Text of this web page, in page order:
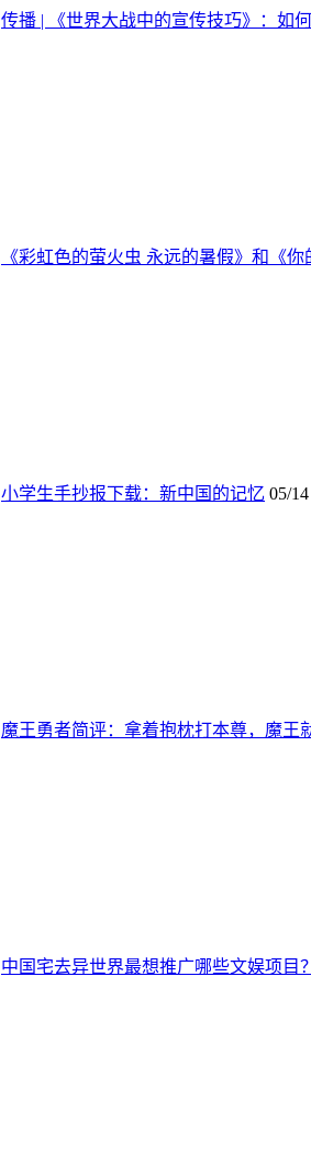
传播 | 《世界大战中的宣传技巧》：如
《彩虹色的萤火虫 永远的暑假》和《
小学生手抄报下载：新中国的记忆 05/14
魔王勇者简评：拿着抱枕打本尊，魔王
中国宅去异世界最想推广哪些文娱项目？